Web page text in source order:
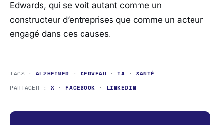
Edwards, qui se voit autant comme un
constructeur d’entreprises que comme un acteur
engagé dans ces causes.
TAGS : ALZHEIMER · CERVEAU ·IA ·SANTÉ
PARTAGER :X · FACEBOOK · LINKEDIN